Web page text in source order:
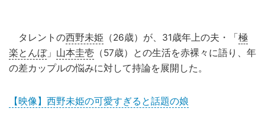
タレントの西野未姫 （26歳）が、31歳年上の夫・「極
楽とんぼ」 山本圭壱 （57歳）との生活を赤裸々に語り、年
の差カップルの悩みに対して持論を展開した。
【映像】西野未姫の可愛すぎると話題の娘